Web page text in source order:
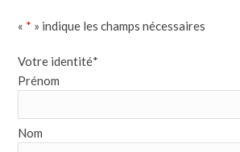
« * » indique les champs nécessaires
Votre identité*
Prénom
Nom